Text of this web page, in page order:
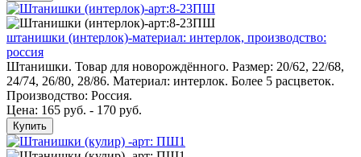
штанишки (интерлок)-материал: интерлок, производство:
россия
Штанишки. Товар для новорождённого. Размер: 20/62, 22/68,
24/74, 26/80, 28/86. Материал: интерлок. Более 5 расцветок.
Производство: Россия.
Цена: 165 руб. - 170 руб.
Купить